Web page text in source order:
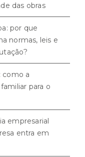
das obras
por que
normas, leis e
como a
para o
empresarial
entra em